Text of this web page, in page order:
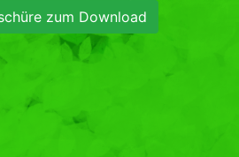
zum Download